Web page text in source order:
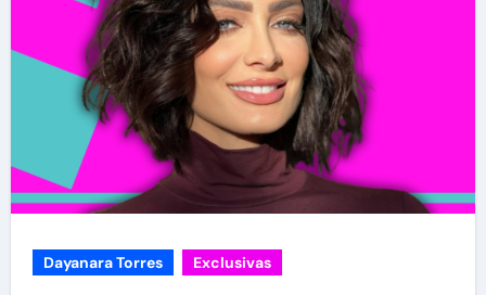
Dayanara Torres Exclusivas